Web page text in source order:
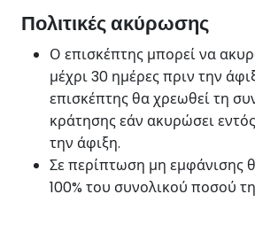
Πολιτικές ακύρωσης
Ο επισκέπτης μπορεί να
μέχρι 30 ημέρες πριν την
επισκέπτης θα χρεωθεί τη
κράτησης εάν ακυρώσει
την άφιξη.
Σε περίπτωση μη εμφάνισης
100% του συνολικού ποσού